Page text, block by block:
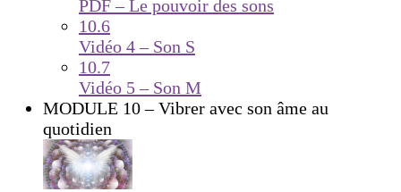
PDF – Le pouvoir des sons
10.6
Vidéo 4 – Son S
10.7
Vidéo 5 – Son M
MODULE 10 – Vibrer avec son âme au
quotidien